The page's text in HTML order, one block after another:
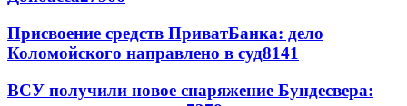
Присвоение средств ПриватБанка: дело
Коломойского направлено в суд8141
ВСУ получили новое снаряжение Бундесвера: